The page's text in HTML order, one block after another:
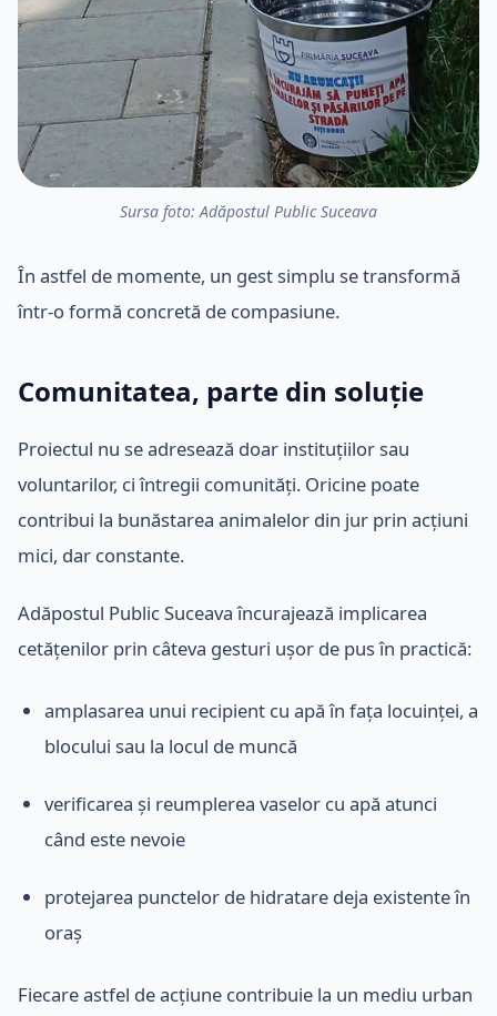
Sursa foto: Adăpostul Public Suceava
În astfel de momente, un gest simplu se transformă
într-o formă concretă de compasiune.
Comunitatea, parte din soluție
Proiectul nu se adresează doar instituțiilor sau
voluntarilor, ci întregii comunități. Oricine poate
contribui la bunăstarea animalelor din jur prin acțiuni
mici, dar constante.
Adăpostul Public Suceava încurajează implicarea
cetățenilor prin câteva gesturi ușor de pus în practică:
amplasarea unui recipient cu apă în fața locuinței, a
blocului sau la locul de muncă
verificarea și reumplerea vaselor cu apă atunci
când este nevoie
protejarea punctelor de hidratare deja existente în
oraș
Fiecare astfel de acțiune contribuie la un mediu urban